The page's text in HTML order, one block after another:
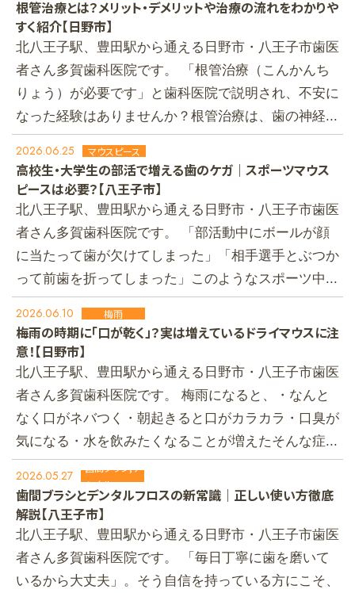
根管治療とは？メリット・デメリットや治療の流れをわかりや
すく紹介【日野市】
北八王子駅、豊田駅から通える日野市・八王子市歯医
者さん多賀歯科医院です。 「根管治療（こんかんち
りょう）が必要です」と歯科医院で説明され、不安に
なった経験はありませんか？根管治療は、歯の神経...
2026.06.25 マウスピース
高校生・大学生の部活で増える歯のケガ｜スポーツマウス
ピースは必要？【八王子市】
北八王子駅、豊田駅から通える日野市・八王子市歯医
者さん多賀歯科医院です。 「部活動中にボールが顔
に当たって歯が欠けてしまった」「相手選手とぶつか
って前歯を折ってしまった」このようなスポーツ中...
2026.06.10 梅雨
梅雨の時期に「口が乾く」？実は増えているドライマウスに注
意！【日野市】
北八王子駅、豊田駅から通える日野市・八王子市歯医
者さん多賀歯科医院です。 梅雨になると、・なんと
なく口がネバつく・朝起きると口がカラカラ・口臭が
気になる・水を飲みたくなることが増えたそんな症...
2026.05.27
歯間ブラシ,デ
ンタルフロス
歯間ブラシとデンタルフロスの新常識｜正しい使い方徹底
解説【八王子市】
北八王子駅、豊田駅から通える日野市・八王子市歯医
者さん多賀歯科医院です。 「毎日丁寧に歯を磨いて
いるから大丈夫」。そう自信を持っている方にこそ、